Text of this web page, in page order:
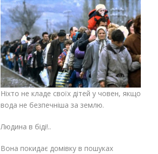
Ніхто не кладе своїх дітей у човен, якщо
вода не безпечніша за землю.
Людина в біді!..
Вона покидає домівку в пошуках